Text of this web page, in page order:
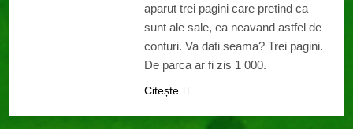
aparut trei pagini care pretind ca
sunt ale sale, ea neavand astfel de
conturi. Va dati seama? Trei pagini.
De parca ar fi zis 1 000.
Citește